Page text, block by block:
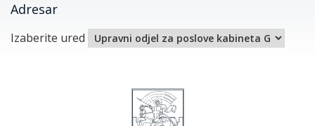
Adresar
Izaberite ured